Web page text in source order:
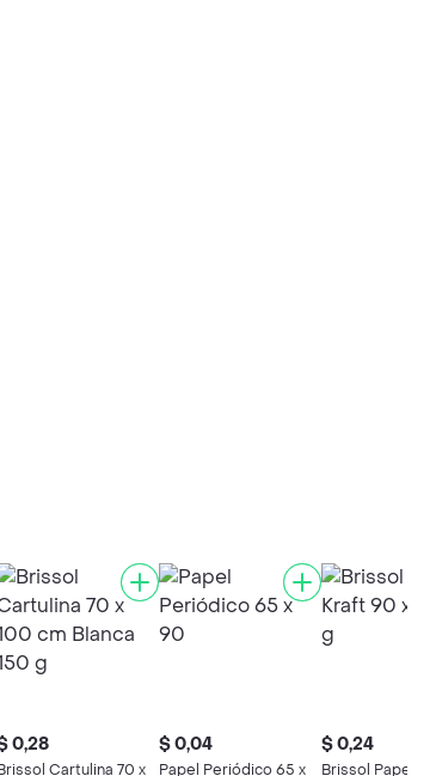
0,28
Cartulina 70 x
$ 0,04
Papel Periódico 65 x
$ 0,24
Brissol Papel